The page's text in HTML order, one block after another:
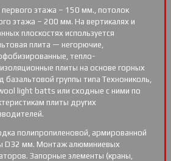
этажа – 150 мм., потолок
этажа – 200 мм. На вертикалях и
плоскостях используется
плита — негорючие,
тепло-
плиты на основе горных
базальтовой группы типа Технониколь,
light batts или сходные с ними по
плиты других
полипропиленовой, армированной
D32 мм. Монтаж алюминиевых
Запорные элементы (краны,